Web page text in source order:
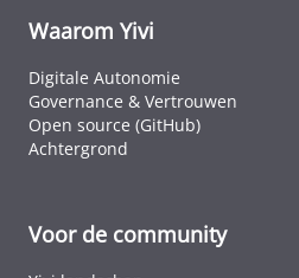
Waarom Yivi
Digitale Autonomie
Governance & Vertrouwen
Open source (GitHub)
Achtergrond
Voor de community